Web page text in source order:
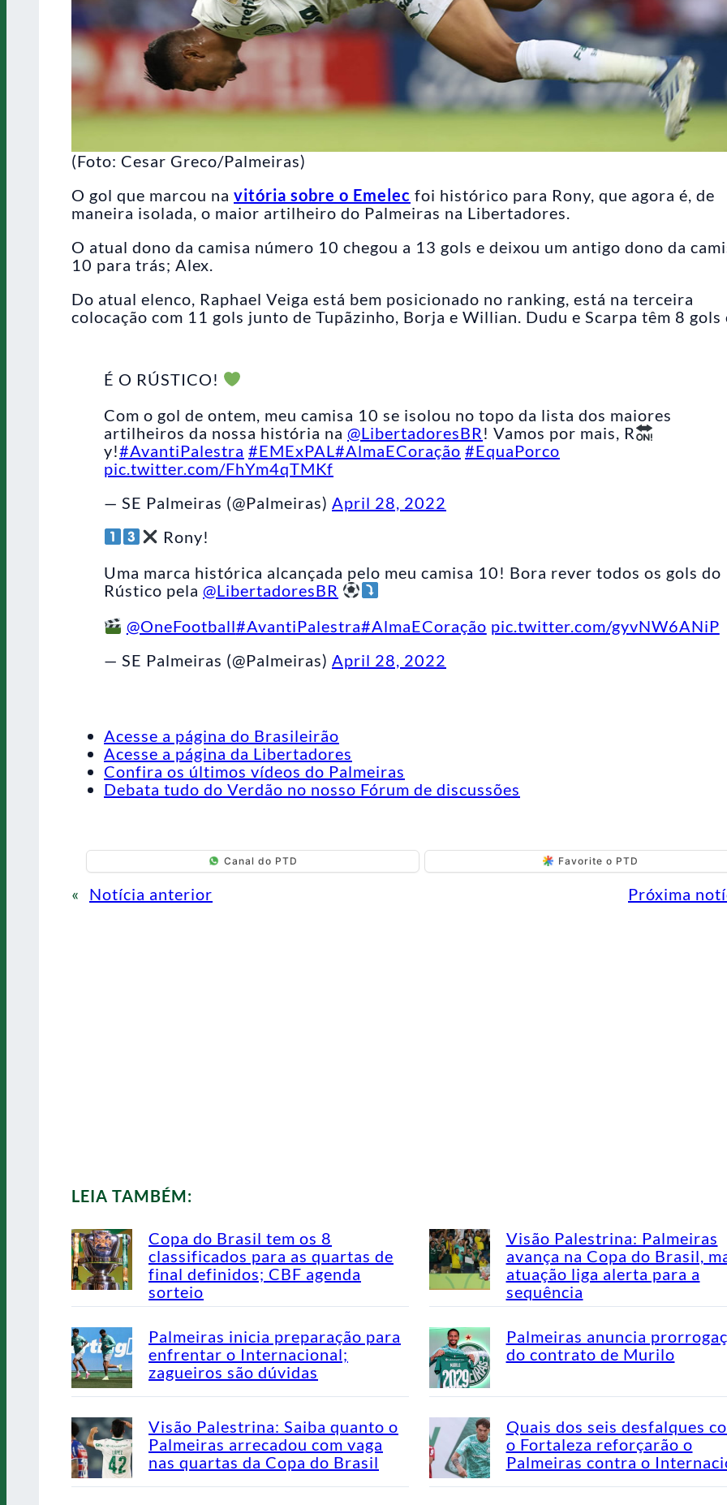
(Foto: Cesar Greco/Palmeiras)
O gol que marcou na vitória sobre o Emelec foi histórico para Rony, que agora é, de
maneira isolada, o maior artilheiro do Palmeiras na Libertadores.
O atual dono da camisa número 10 chegou a 13 gols e deixou um antigo dono da
10 para trás; Alex.
Do atual elenco, Raphael Veiga está bem posicionado no ranking, está na terceira
colocação com 11 gols junto de Tupãzinho, Borja e Willian. Dudu e Scarpa têm 8 gols
É O RÚSTICO!
Com o gol de ontem, meu camisa 10 se isolou no topo da lista dos maiores
artilheiros da nossa história na @LibertadoresBR! Vamos por mais, R
y!#AvantiPalestra #EMExPAL#AlmaECoração #EquaPorco
pic.twitter.com/FhYm4qTMKf
— SE Palmeiras (@Palmeiras) April 28, 2022
Rony!
Uma marca histórica alcançada pelo meu camisa 10! Bora rever todos os gols do
Rústico pela @LibertadoresBR
@OneFootball#AvantiPalestra#AlmaECoração pic.twitter.com/gyvNW6ANiP
— SE Palmeiras (@Palmeiras) April 28, 2022
Acesse a página do Brasileirão
Acesse a página da Libertadores
Confira os últimos vídeos do Palmeiras
Debata tudo do Verdão no nosso Fórum de discussões
Canal do PTD Favorite o PTD
« Notícia anterior Próxima
LEIA TAMBÉM:
Copa do Brasil tem os 8
classificados para as quartas de
final definidos; CBF agenda
sorteio
Visão Palestrina: Palmeiras
avança na Copa do Brasil,
atuação liga alerta para a
sequência
Palmeiras inicia preparação para
enfrentar o Internacional;
zagueiros são dúvidas
Palmeiras anuncia
do contrato de Murilo
Visão Palestrina: Saiba quanto o
Palmeiras arrecadou com vaga
nas quartas da Copa do Brasil
Quais dos seis desfalques
o Fortaleza reforçarão o
Palmeiras contra o